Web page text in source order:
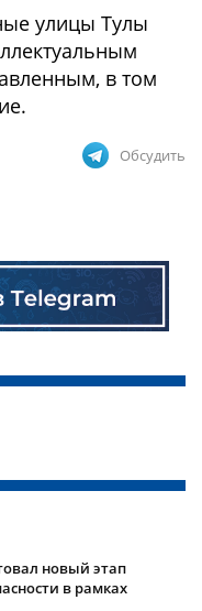
улицы Тулы
в том
Обсудить
новый этап
в рамках